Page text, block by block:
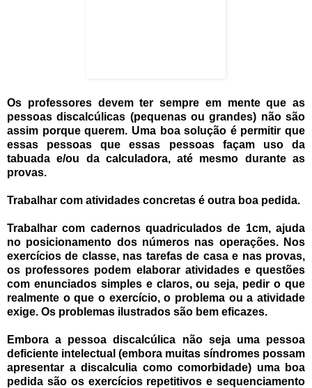
Os professores devem ter sempre em mente que as
pessoas discalcúlicas (pequenas ou grandes) não são
assim porque querem. Uma boa solução é permitir que
essas pessoas que essas pessoas façam uso da
tabuada e/ou da calculadora, até mesmo durante as
provas.
Trabalhar com atividades concretas é outra boa pedida.
Trabalhar com cadernos quadriculados de 1cm, ajuda
no posicionamento dos números nas operações. Nos
exercícios de classe, nas tarefas de casa e nas provas,
os professores podem elaborar atividades e questões
com enunciados simples e claros, ou seja, pedir o que
realmente o que o exercício, o problema ou a atividade
exige. Os problemas ilustrados são bem eficazes.
Embora a pessoa discalcúlica não seja uma pessoa
deficiente intelectual (embora muitas síndromes possam
apresentar a discalculia como comorbidade) uma boa
pedida são os exercícios repetitivos e sequenciamento